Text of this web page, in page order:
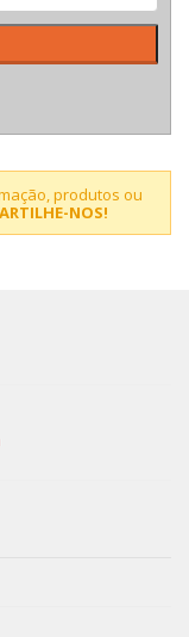
produtos ou
NOS!